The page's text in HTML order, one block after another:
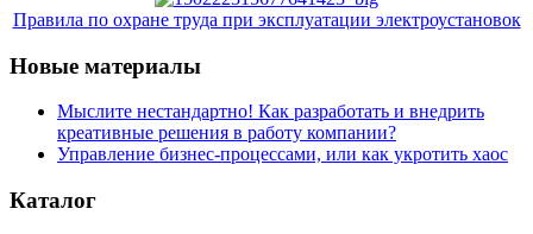
Правила по охране труда при эксплуатации электроустановок
Новые материалы
Мыслите нестандартно! Как разработать и внедрить
креативные решения в работу компании?
Управление бизнес-процессами, или как укротить хаос
Каталог